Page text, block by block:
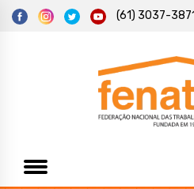
(61) 3037-3871
Federação Nacional das